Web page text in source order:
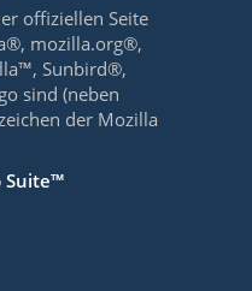
offiziellen Seite
mozilla.org®,
Sunbird®,
sind (neben
der Mozilla
Suite™